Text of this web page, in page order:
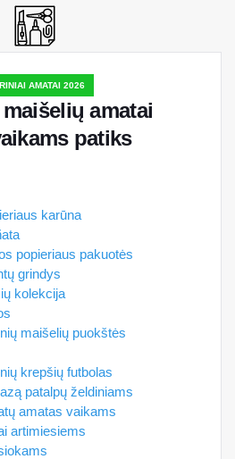
AMATAI 2026
amatai
patiks
karūna
popieriaus pakuotės
grindys
kolekcija
maišelių puokštės
krepšių futbolas
patalpų želdiniams
amatas vaikams
artimiesiems